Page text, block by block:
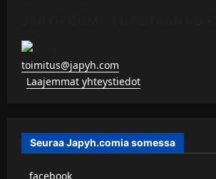
toimitus@japyh.com
Laajemmat yhteystiedot
Seuraa Japyh.comia somessa
facebook